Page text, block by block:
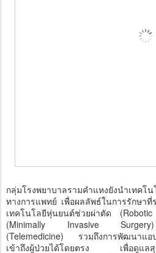
กลุ่มโรงพยาบาลรามคำแหงยังนำเทคโ
ทางการแพทย์ เพื่อผลลัพธ์ในการรักษา
เทคโนโลยีหุ่นยนต์ช่วยผ่าตัด
(Minimally Invasive Surgery)
(Telemedicine) รวมถึงการพัฒนาแอ
เข้าถึงผู้ป่วยได้โดยตรง เพื่อดูแลสุข